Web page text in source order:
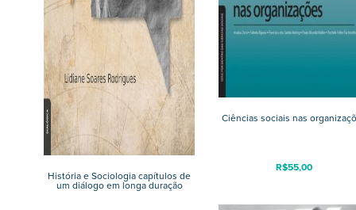
História e Sociologia capítulos de
um diálogo em longa duração
Ciências sociais nas
R$55,00